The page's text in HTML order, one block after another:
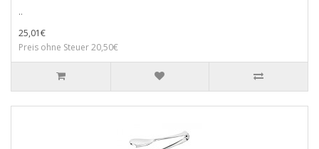
..
25,01€
Preis ohne Steuer 20,50€